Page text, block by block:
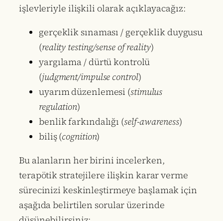
işlevleriyle ilişkili olarak açıklayacağız:
gerçeklik sınaması / gerçeklik duygusu
(reality testing/sense of reality)
yargılama / dürtü kontrolü
(judgment/impulse control)
uyarım düzenlemesi (stimulus
regulation)
benlik farkındalığı (self-awareness)
biliş (cognition)
Bu alanların her birini incelerken,
terapötik stratejilere ilişkin karar verme
sürecinizi keskinleştirmeye başlamak için
aşağıda belirtilen sorular üzerinde